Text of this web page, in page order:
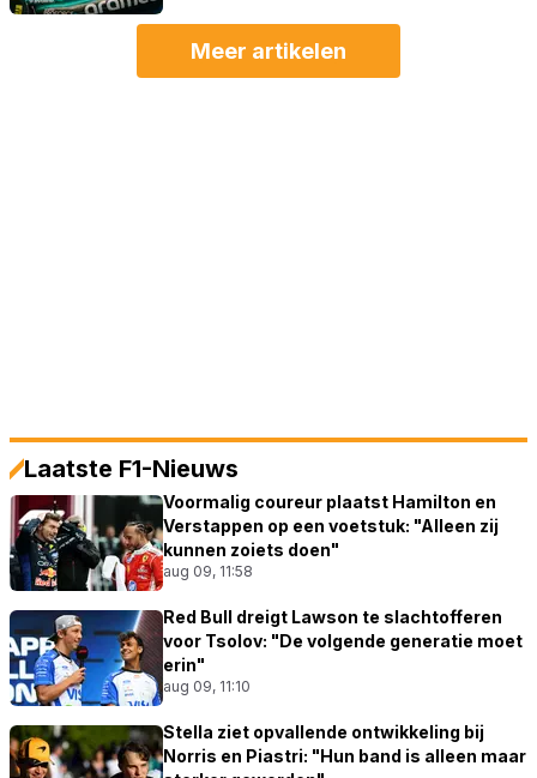
Meer artikelen
Laatste F1-Nieuws
Voormalig coureur plaatst Hamilton en
Verstappen op een voetstuk: "Alleen zij
kunnen zoiets doen"
aug 09, 11:58
Red Bull dreigt Lawson te slachtofferen
voor Tsolov: "De volgende generatie moet
erin"
aug 09, 11:10
Stella ziet opvallende ontwikkeling bij
Norris en Piastri: "Hun band is alleen maar